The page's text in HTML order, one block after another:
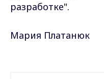
разработке".
Мария Платанюк